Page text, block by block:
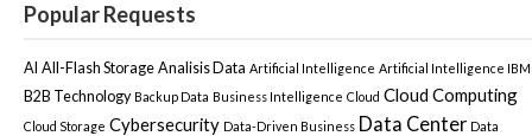
Popular Requests
AI All-Flash Storage Analisis Data Artificial Intelligence Artificial Intelligence IBM
B2B Technology Backup Data Business Intelligence Cloud Cloud Computing
Cloud Storage Cybersecurity Data-Driven Business Data Center Data